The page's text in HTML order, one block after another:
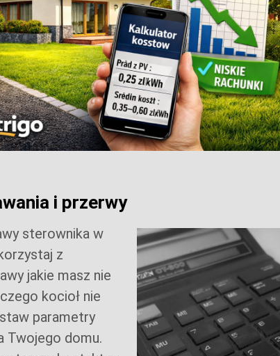
i przerwy
sterownika w
z
jakie masz nie
kocioł nie
parametry
Twojego domu.